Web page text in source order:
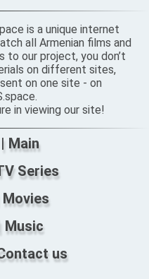
is a unique internet
all Armenian films and
to our project, you don’t
on different sites,
on one site - on
in viewing our site!
Main
Series
Music
us